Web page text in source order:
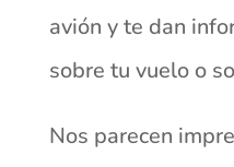
avión y te dan
sobre tu vuelo o
Nos parecen